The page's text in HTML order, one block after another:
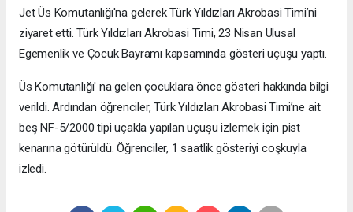
Jet Üs Komutanlığı'na gelerek Türk Yıldızları Akrobasi Timi’ni
ziyaret etti. Türk Yıldızları Akrobasi Timi, 23 Nisan Ulusal
Egemenlik ve Çocuk Bayramı kapsamında gösteri uçuşu yaptı.
Üs Komutanlığı' na gelen çocuklara önce gösteri hakkında bilgi
verildi. Ardından öğrenciler, Türk Yıldızları Akrobasi Timi’ne ait
beş NF-5/2000 tipi uçakla yapılan uçuşu izlemek için pist
kenarına götürüldü. Öğrenciler, 1 saatlik gösteriyi coşkuyla
izledi.